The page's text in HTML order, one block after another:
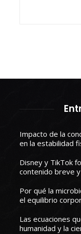
Impacto de la
en la estabilidad
Disney y TikTok
contenido breve
Por qué la
el equilibrio
Las ecuaciones
humanidad y la